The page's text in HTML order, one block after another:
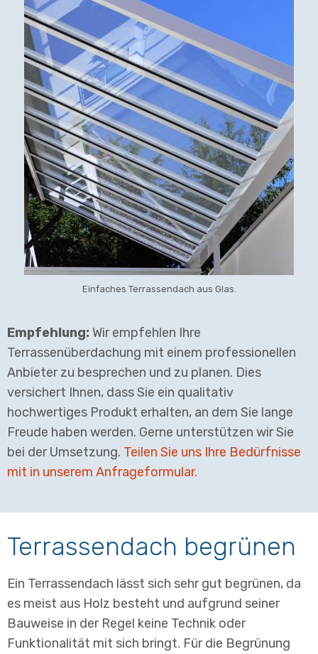
Einfaches Terrassendach aus Glas.
Empfehlung: Wir empfehlen Ihre
Terrassenüberdachung mit einem professionellen
Anbieter zu besprechen und zu planen. Dies
versichert Ihnen, dass Sie ein qualitativ
hochwertiges Produkt erhalten, an dem Sie lange
Freude haben werden. Gerne unterstützen wir Sie
bei der Umsetzung. Teilen Sie uns Ihre Bedürfnisse
mit in unserem Anfrageformular.
Terrassendach begrünen
Ein Terrassendach lässt sich sehr gut begrünen, da
es meist aus Holz besteht und aufgrund seiner
Bauweise in der Regel keine Technik oder
Funktionalität mit sich bringt. Für die Begrünung